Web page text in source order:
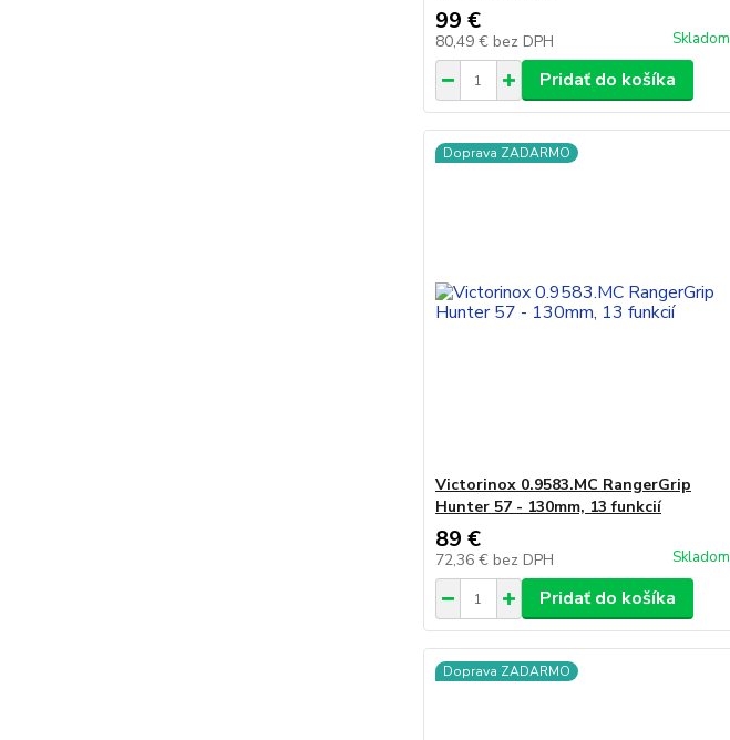
99 €
80,49 € bez DPH Skladom
Pridať do košíka
Doprava ZADARMO
Victorinox 0.9583.MC RangerGrip
Hunter 57 - 130mm, 13 funkcií
89 €
72,36 € bez DPH Skladom
Pridať do košíka
Doprava ZADARMO